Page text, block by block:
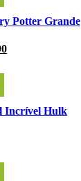
Potter Grande
Incrível Hulk